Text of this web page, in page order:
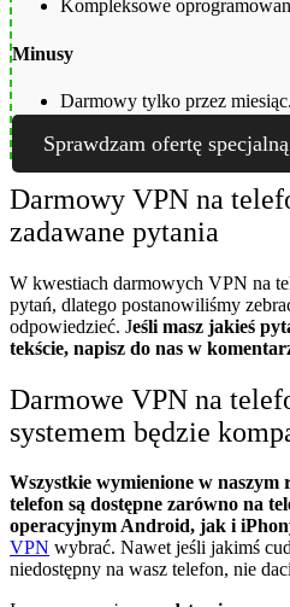
Kompleksowe
Minusy
Darmowy tylko przez miesiąc.
Sprawdzam ofertę specjalną
Darmowy VPN na
zadawane pytania
W kwestiach darmowych VPN na
pytań, dlatego postanowiliśmy
odpowiedzieć. Jeśli masz jakieś
tekście, napisz do nas w
Darmowe VPN na
systemem będzie
Wszystkie wymienione w
telefon są dostępne zarówno na
operacyjnym Android, jak i
VPN wybrać. Nawet jeśli jakimś
niedostępny na wasz telefon, nie